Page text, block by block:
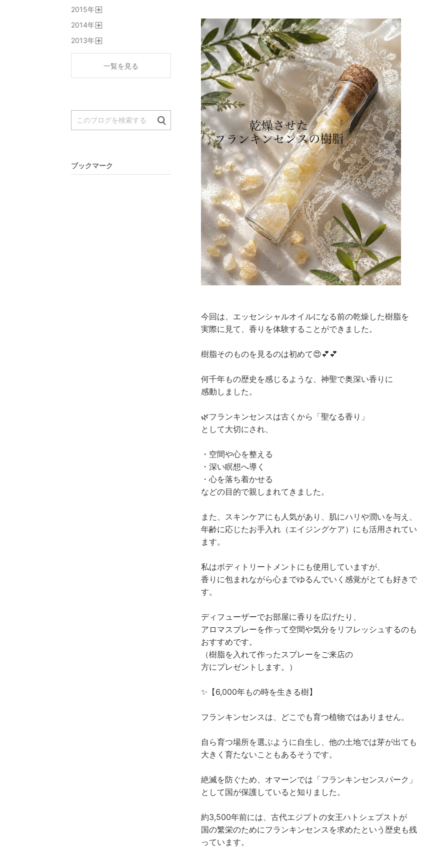
今回は、エッセンシャルオイルになる前の乾燥した樹脂を
実際に見て、香りを体験することができました。
樹脂そのものを見るのは初めて😍💕💕
何千年もの歴史を感じるような、神聖で奥深い香りに
感動しました。
🌿フランキンセンスは古くから「聖なる香り」
として大切にされ、
・空間や心を整える
・深い瞑想へ導く
・心を落ち着かせる
などの目的で親しまれてきました。
また、スキンケアにも人気があり、肌にハリや潤いを与え、
年齢に応じたお手入れ（エイジングケア）にも活用されてい
ます。
私はボディトリートメントにも使用していますが、
香りに包まれながら心までゆるんでいく感覚がとても好きで
す。
ディフューザーでお部屋に香りを広げたり、
アロマスプレーを作って空間や気分をリフレッシュするのも
おすすめです。
（樹脂を入れて作ったスプレーをご来店の
方にプレゼントします。）
✨【6,000年もの時を生きる樹】
フランキンセンスは、どこでも育つ植物ではありません。
自ら育つ場所を選ぶように自生し、他の土地では芽が出ても
大きく育たないこともあるそうです。
絶滅を防ぐため、オマーンでは「フランキンセンスパーク」
として国が保護していると知りました。
約3,500年前には、古代エジプトの女王ハトシェプストが
国の繁栄のためにフランキンセンスを求めたという歴史も残
っています。
2015年
2014年
2013年
一覧を見る
ブックマーク